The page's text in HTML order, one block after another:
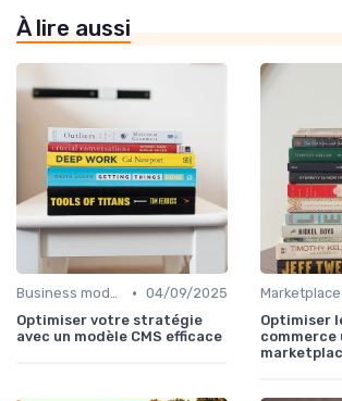
À lire aussi
Business model de marketplace • 04/09/2025
Optimiser votre stratégie
avec un modèle CMS efficace
Optimiser
commerce